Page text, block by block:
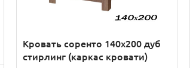
Кровать соренто 140х200 дуб
стирлинг (каркас кровати)